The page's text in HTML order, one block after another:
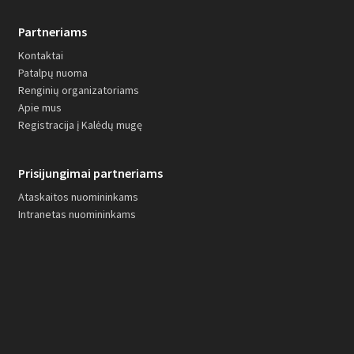
Partneriams
Kontaktai
Patalpų nuoma
Renginių organizatoriams
Apie mus
Registracija į Kalėdų mugę
Prisijungimai partneriams
Ataskaitos nuomininkams
Intranetas nuomininkams